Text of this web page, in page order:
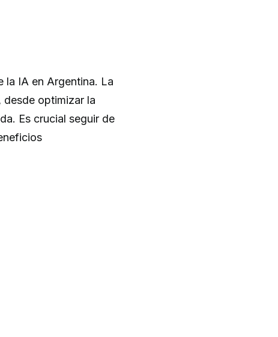
la IA en Argentina. La
desde optimizar la
Es crucial seguir de